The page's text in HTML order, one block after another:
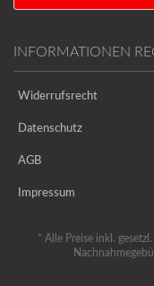
INFORMATIONEN
Widerrufsrecht
Datenschutz
AGB
Impressum
* Alle Preise inkl.